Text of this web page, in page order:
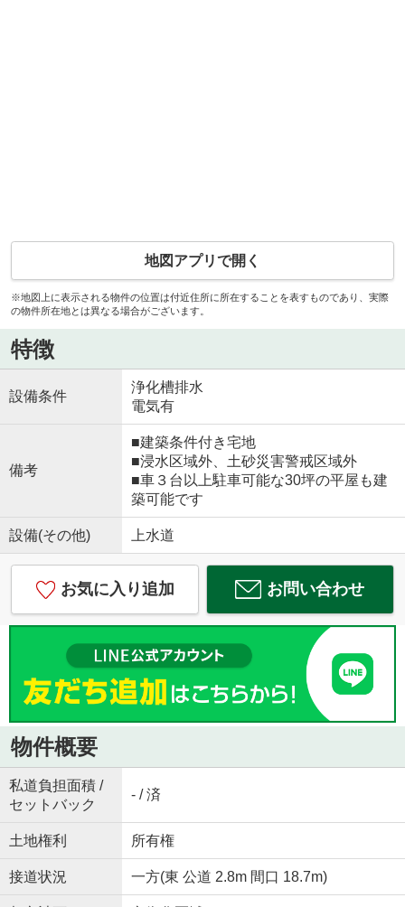
地図アプリで開く
※地図上に表示される物件の位置は付近住所に所在することを表すものであり、実際
の物件所在地とは異なる場合がございます。
特徴
設備条件
浄化槽排水
電気有
備考
■建築条件付き宅地
■浸水区域外、土砂災害警戒区域外
■車３台以上駐車可能な30坪の平屋も建
築可能です
設備(その他) 上水道
お気に入り追加 お問い合わせ
物件概要
私道負担面積 /
セットバック
- / 済
土地権利 所有権
接道状況 一方(東 公道 2.8m 間口 18.7m)